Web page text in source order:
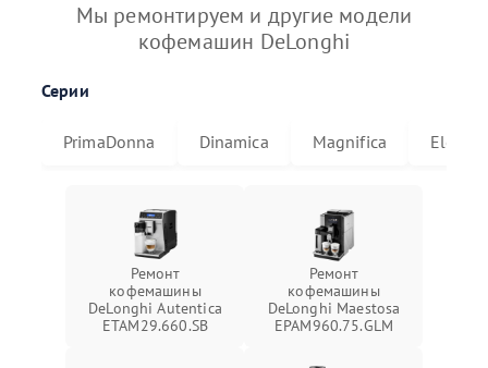
Мы ремонтируем и другие модели
кофемашин DeLonghi
Серии
PrimaDonna Dinamica Magnifica Eletta
Ремонт
кофемашины
DeLonghi Autentica
ETAM29.660.SB
Ремонт
кофемашины
DeLonghi Maestosa
EPAM960.75.GLM